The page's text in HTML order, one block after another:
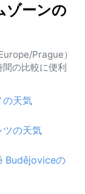
ゾーンの
Prague）
の比較に便利
天気
の天気
の